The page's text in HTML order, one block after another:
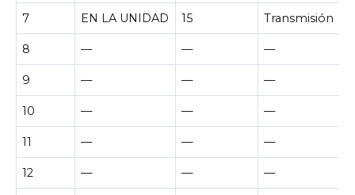
7 EN LA UNIDAD 15 Transmisión
8 — — —
9 — — —
10 — — —
11 — — —
12 — — —